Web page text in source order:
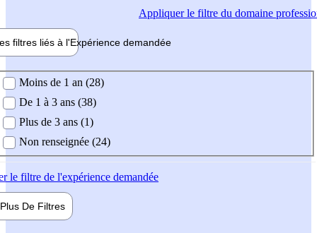
Appliquerle filtre du domaine
filtres liés à l'Expérience demandée
demandée
Moins de 1 an (28)
De 1 à 3 ans (38)
Plus de 3 ans (1)
Non renseignée (24)
le filtre de l'expérience demandée
Plus De Filtres